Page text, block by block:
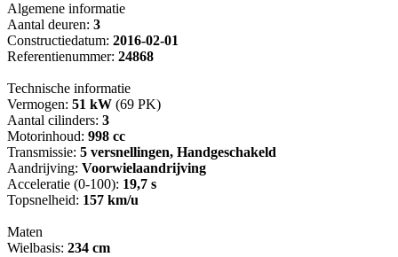
Algemene informatie
Aantal deuren: 3
Constructiedatum: 2016-02-01
Referentienummer: 24868
Technische informatie
Vermogen: 51 kW (69 PK)
Aantal cilinders: 3
Motorinhoud: 998 cc
Transmissie: 5 versnellingen, Handgeschakeld
Aandrijving: Voorwielaandrijving
Acceleratie (0-100): 19,7 s
Topsnelheid: 157 km/u
Maten
Wielbasis: 234 cm